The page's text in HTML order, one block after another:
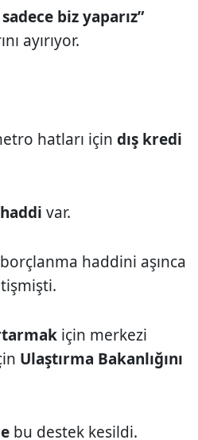
biz yaparız”
ayırıyor.
hatları içindış kredi
var.
borçlanma haddini aşınca
için merkezi
Ulaştırma Bakanlığını
bu destek kesildi.